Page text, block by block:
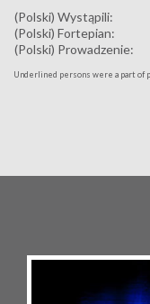
(Polski) Wystąpili:
(Polski) Fortepian:
(Polski) Prowadzenie:
Underlined persons were a part of